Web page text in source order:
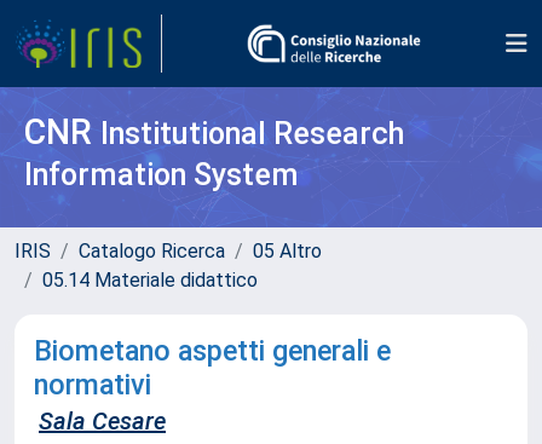
CNR Institutional Research
Information System
IRIS Catalogo Ricerca
05 Altro
05.14 Materiale didattico
Biometano aspetti generali e
normativi
Sala Cesare